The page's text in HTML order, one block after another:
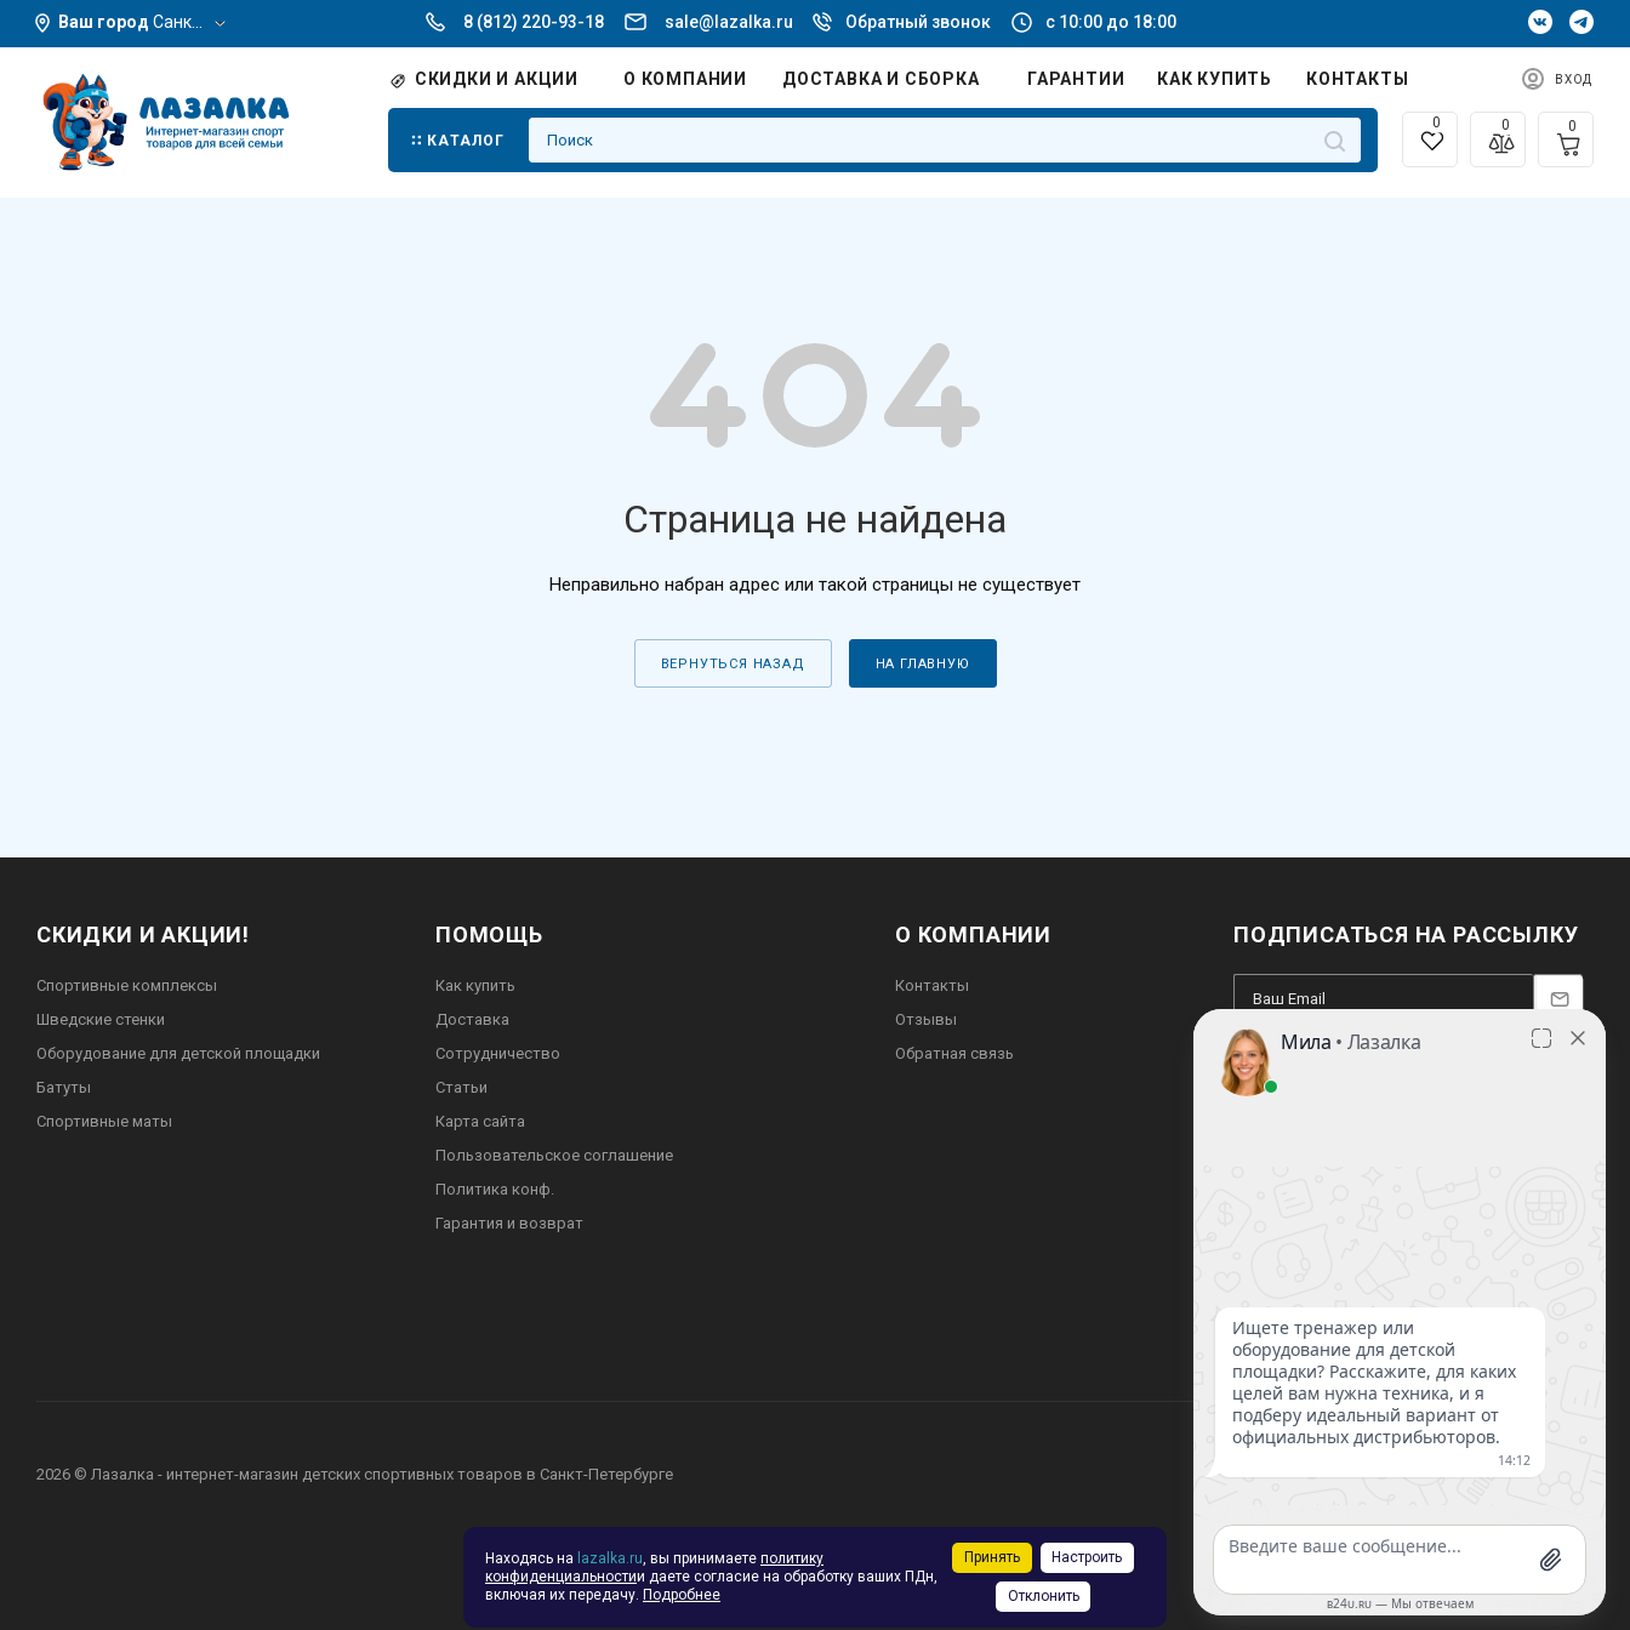
Ваш город Санкт-Петербург 8 (812) 220-93-18 sale@lazalka.ru Обратный звонок с 10:00 до 18:00
СКИДКИ И АКЦИИ О КОМПАНИИ ДОСТАВКА И СБОРКА ГАРАНТИИ КАК КУПИТЬ КОНТАКТЫ ВХОД
КАТАЛОГ
0 0 0
Страница не найдена
Неправильно набран адрес или такой страницы не существует
ВЕРНУТЬСЯ НАЗАД НА ГЛАВНУЮ
СКИДКИ И АКЦИИ!
Спортивные комплексы
Шведские стенки
Оборудование для детской площадки
Батуты
Спортивные маты
ПОМОЩЬ
Как купить
Доставка
Сотрудничество
Статьи
Карта сайта
Пользовательское соглашение
Политика конф.
Гарантия и возврат
О КОМПАНИИ
Контакты
Отзывы
Обратная связь
ПОДПИСАТЬСЯ НА РАССЫЛКУ
8 (812) 220-93-18
2026 © Лазалка - интернет-магазин детских спортивных товаров в Санкт-Петербурге
Находясь на lazalka.ru, вы принимаете политику
конфиденциальностии даете согласие на обработку ваших ПДн,
включая их передачу. Подробнее
Принять Настроить
Отклонить